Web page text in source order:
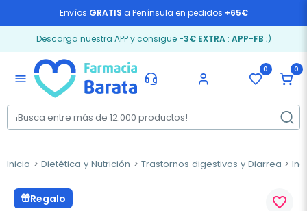
Envíos GRATIS a Península en pedidos +65€
Descarga nuestra APP y consigue -3€ EXTRA: APP-FB ;)
menu
0 0
Inicio Dietética y Nutrición Trastornos digestivos y Diarrea
Regalo favorite_border